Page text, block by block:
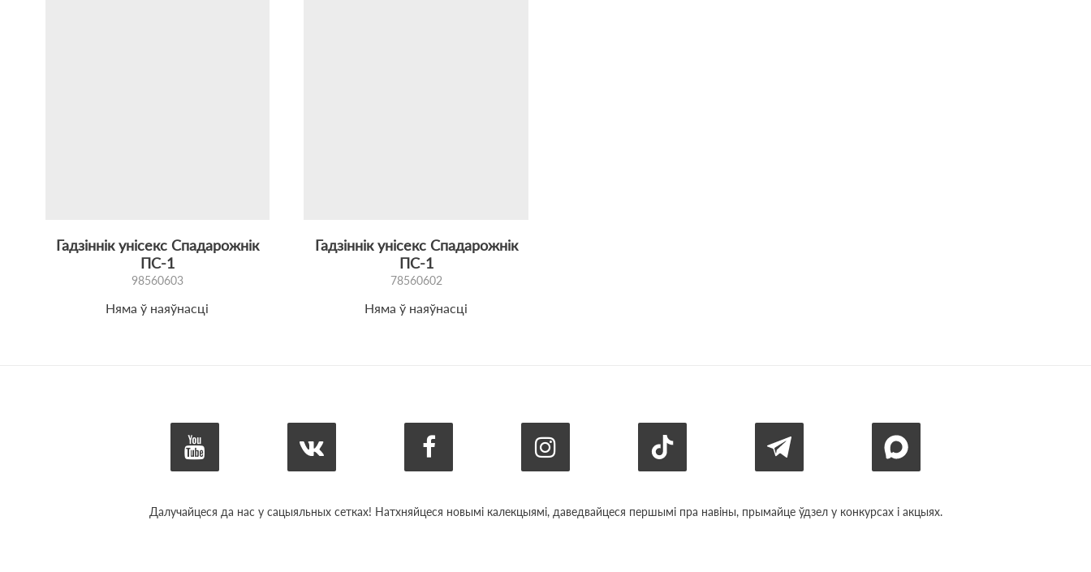
Гадзіннік унісекс Спадарожнік
ПС-1
98560603
Няма ў наяўнасці
Гадзіннік унісекс Спадарожнік
ПС-1
78560602
Няма ў наяўнасці
Далучайцеся да нас у сацыяльных сетках! Натхняйцеся новымі калекцыямі, даведвайцеся першымі пра навіны, прымайце ўдзел у конкурсах і акцыях.